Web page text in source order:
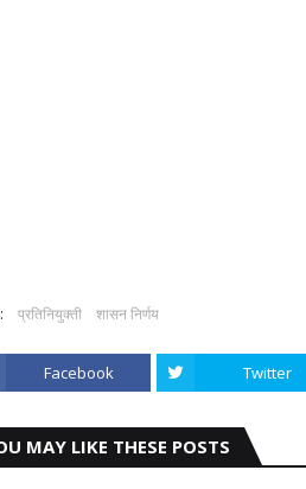
प्रतिनियुक्ती शासन निर्णय
Facebook Twitter
MAY LIKE THESE POSTS